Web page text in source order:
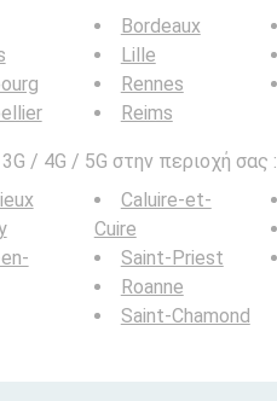
Bordeaux
Lille
Rennes
Reims
/ 4G / 5G στην περιοχή σας :
Caluire-et-
Cuire
Saint-Priest
Roanne
Saint-Chamond